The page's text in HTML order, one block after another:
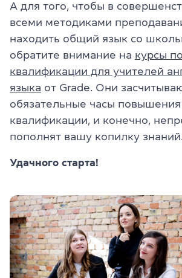
А для того, чтобы в
всеми методиками
находить общий язык со
обратите внимание на курсы
квалификации для учителей
языка от Grade. Они
обязательные часы повышения
квалификации, и конечно,
пополнят вашу копилку
Удачного старта!